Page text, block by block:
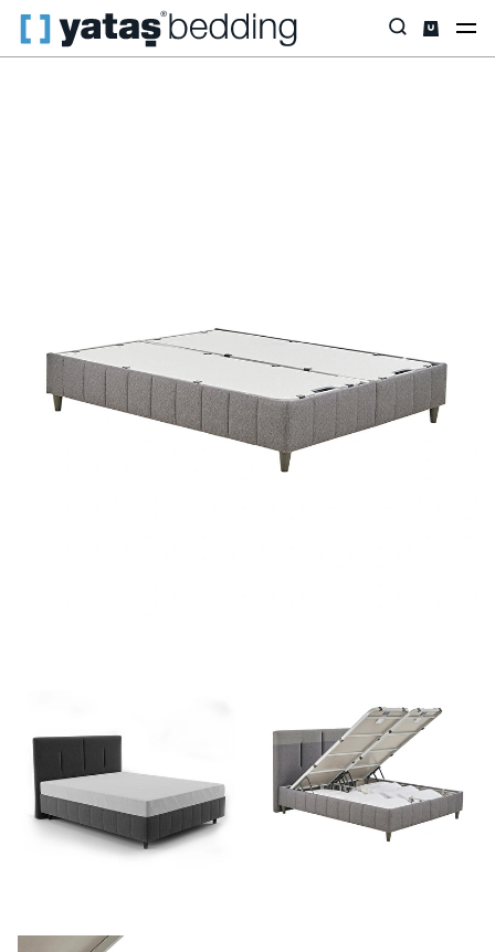
Anasayfa Baza & Başlık İhtiyaca Göre Dream Line